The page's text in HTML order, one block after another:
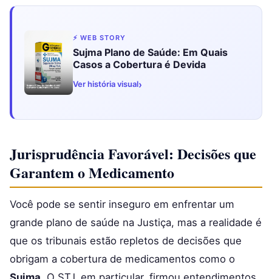
⚡ WEB STORY
Sujma Plano de Saúde: Em Quais
Casos a Cobertura é Devida
Ver história visual›
Jurisprudência Favorável: Decisões que
Garantem o Medicamento
Você pode se sentir inseguro em enfrentar um
grande plano de saúde na Justiça, mas a realidade é
que os tribunais estão repletos de decisões que
obrigam a cobertura de medicamentos como o